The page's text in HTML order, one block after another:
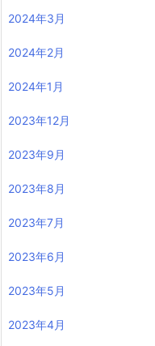
2024年3月
2024年2月
2024年1月
2023年12月
2023年9月
2023年8月
2023年7月
2023年6月
2023年5月
2023年4月